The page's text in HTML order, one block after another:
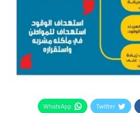
Twitter
WhatsApp